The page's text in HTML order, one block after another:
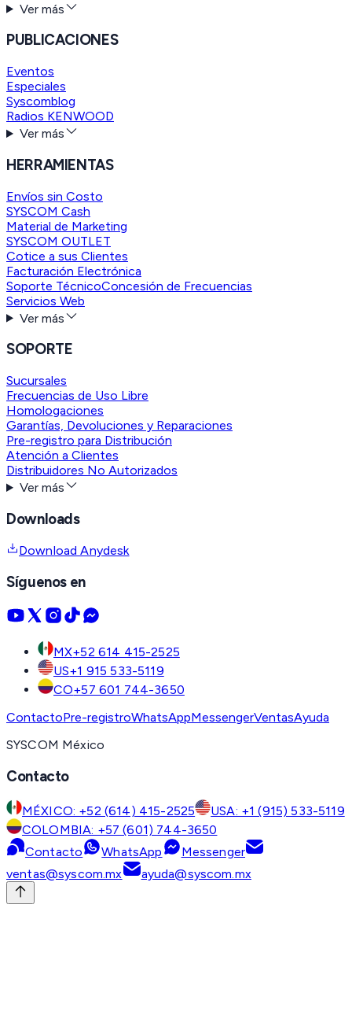
Ver más
PUBLICACIONES
Eventos
Especiales
Syscomblog
Radios KENWOOD
Ver más
HERRAMIENTAS
Envíos sin Costo
SYSCOM Cash
Material de Marketing
SYSCOM OUTLET
Cotice a sus Clientes
Facturación Electrónica
Soporte TécnicoConcesión de Frecuencias
Servicios Web
Ver más
SOPORTE
Sucursales
Frecuencias de Uso Libre
Homologaciones
Garantías, Devoluciones y Reparaciones
Pre-registro para Distribución
Atención a Clientes
Distribuidores No Autorizados
Ver más
Downloads
Download Anydesk
Síguenos en
MX+52 614 415-2525
US+1 915 533-5119
CO+57 601 744-3650
ContactoPre-registroWhatsAppMessengerVentasAyuda
SYSCOM México
Contacto
MÉXICO: +52 (614) 415-2525
USA: +1 (915) 533-5119
COLOMBIA: +57 (601) 744-3650
Contacto
WhatsApp
Messenger
ventas@syscom.mx
ayuda@syscom.mx